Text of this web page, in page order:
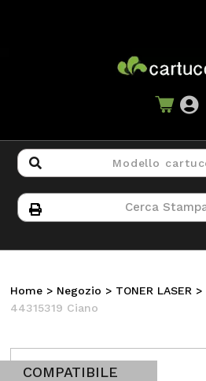
Home > Negozio > TONER LASER >
44315319 Ciano
COMPATIBILE